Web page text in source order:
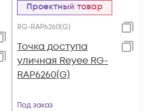
Проектный товар
RG-RAP6260(G)
Точка доступа
уличная Reyee RG-
RAP6260(G)
Под заказ